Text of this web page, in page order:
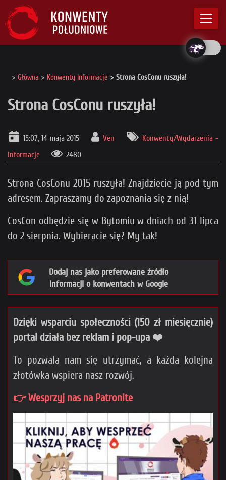
Główna Konwenty Informacje Strona CosConu ruszyła!
Strona CosConu ruszyła!
15:07, 14 maja 2015 Ven
Konwenty/Wydarzenia -
Informacje
2480
Strona CosConu 2015 ruszyła! Znajdziecie ją pod tym
adresem. Zapraszamy do zapoznania się z nią!
CosCon odbędzie się w Bytomiu w dniach od 31 lipca
do 2 sierpnia. Wybieracie się? My tak!
Dodaj nas jako preferowane źródło
informacji o konwentach w Google
Dzięki wsparciu społeczności (150 zł miesięcznie)
portal działa bez reklam i pop-upa ❤️
To pozwala nam się utrzymać, a każda kolejna
złotówka wspiera nasz rozwój.
👉 Wesprzyj nas na Patronite